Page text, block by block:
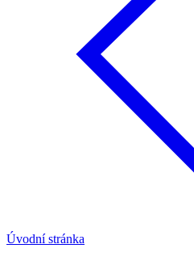
Úvodní stránka